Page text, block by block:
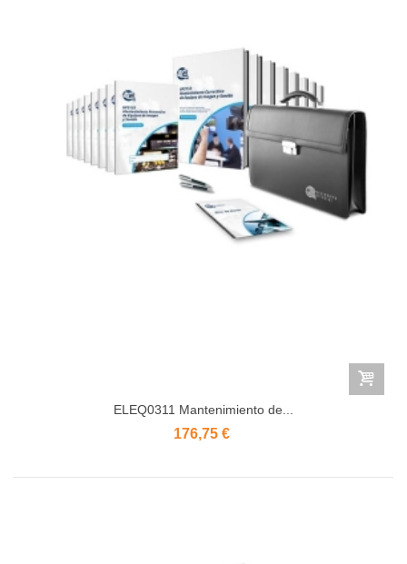
ELEQ0311 Mantenimiento de...
176,75 €